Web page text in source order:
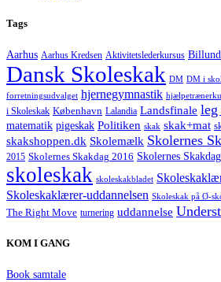
Tags
Aarhus Aarhus Kredsen Aktivitetslederkursus Billund
Dansk Skoleskak DM DM i
forretningsudvalget hjernegymnastik
i Skoleskak København Lalandia Landsfinale
matematik pigeskak Politiken skak skak+mat
skakshoppen.dk Skolemælk Skolernes
2015 Skolernes Skakdag 2016 Skolernes
skoleskak skoleskakbladet
Skoleskaklærer-uddannelsen Skoleskak på Ø-
The Right Move turnering uddannelse
KOM I GANG
Book samtale